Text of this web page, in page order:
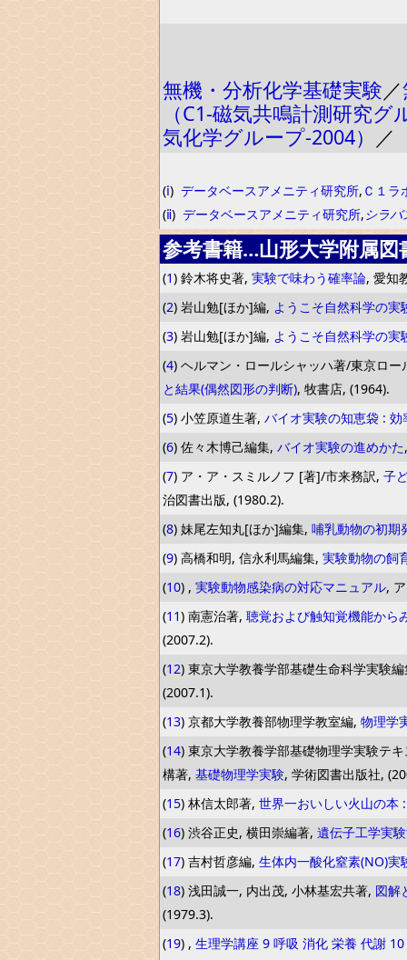
無機・分析化学基礎実験／
（C1-磁気共鳴計測研究
気化学グループ-2004）
／
(ⅰ) データベースアメニティ研究所, Ｃ１ラ
(ⅱ) データベースアメニティ研究所, シラバ
参考書籍…山形大学附属図
(1) 鈴木将史著, 実験で味わう確率論, 愛知
(2) 岩山勉[ほか]編, ようこそ自然科学の実
(3) 岩山勉[ほか]編, ようこそ自然科学の実
(4) ヘルマン・ロールシャッハ著/東京ロ
と結果(偶然図形の判断), 牧書店, (1964).
(5) 小笠原道生著, バイオ実験の知恵袋 :
(6) 佐々木博己編集, バイオ実験の進めかた
(7) ア・ア・スミルノフ [著]/市来務訳, 子
治図書出版, (1980.2).
(8) 妹尾左知丸[ほか]編集, 哺乳動物の初期
(9) 高橋和明, 信永利馬編集, 実験動物の飼
(10) , 実験動物感染病の対応マニュアル,
(11) 南憲治著, 聴覚および触知覚機能から
(2007.2).
(12) 東京大学教養学部基礎生命科学実験
(2007.1).
(13) 京都大学教養部物理学教室編, 物理学
(14) 東京大学教養学部基礎物理学実験テ
構著, 基礎物理学実験, 学術図書出版社,
(15) 林信太郎著, 世界一おいしい火山の本
(16) 渋谷正史, 横田崇編著, 遺伝子工学実
(17) 吉村哲彦編, 生体内一酸化窒素(NO)実
(18) 浅田誠一, 内出茂, 小林基宏共著, 図解
(1979.3).
(19) , 生理学講座 9 呼吸 消化 栄養 代謝